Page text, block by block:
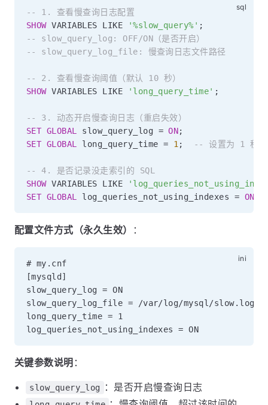
-- 1. 查看慢查询日志配置
SHOW VARIABLES LIKE '%slow_query%' ;
-- slow_query_log: OFF/ON（是否开启）
-- slow_query_log_file: 慢查询日志文件路径
-- 2. 查看慢查询阈值（默认 10 秒）
SHOW VARIABLES LIKE 'long_query_time' ;
-- 3. 动态开启慢查询日志（重启失效）
SET GLOBAL slow_query_log = ON;
SET GLOBAL long_query_time = 1; -- 设置为 1 秒
-- 4. 是否记录没走索引的 SQL
SHOW VARIABLES LIKE
SET GLOBAL log_queries_not_using_indexes = ON
配置文件方式（永久生效） ：
# my.cnf
[mysqld]
slow_query_log = ON
slow_query_log_file = /var/log/mysql/slow.log
long_query_time = 1
关键参数说明 ：
slow_query_log ：是否开启慢查询日志